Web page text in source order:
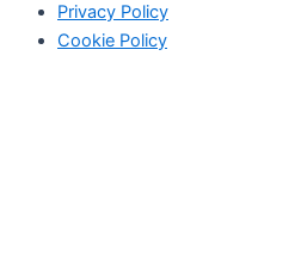
Privacy Policy
Cookie Policy